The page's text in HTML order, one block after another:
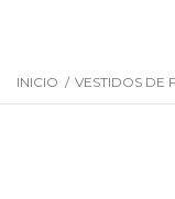
INICIO / VESTIDOS DE